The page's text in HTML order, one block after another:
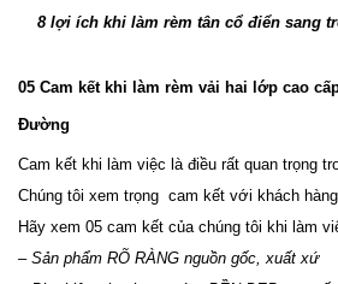
8 lợi ích khi làm rèm tân cổ điển sang
05 Cam kết khi làm rèm vải hai lớp cao
Đường
Cam kết khi làm việc là điều rất quan trọng
Chúng tôi xem trọng  cam kết với khách
Hãy xem 05 cam kết của chúng tôi khi làm
– Sản phẩm RÕ RÀNG nguồn gốc, xuất xứ